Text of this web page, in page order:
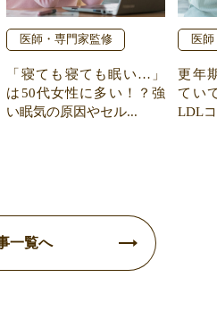
医師・専門家監修
「寝ても寝ても眠い…」
は50代女性に多い！？強
い眠気の原因やセル...
医
更年
てい
LDL
一覧へ